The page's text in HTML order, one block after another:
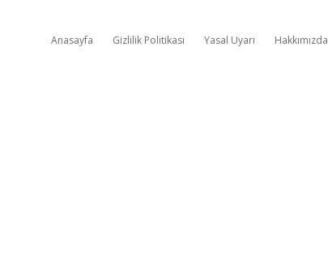
Anasayfa Gizlilik Politikası Yasal Uyarı Hakkımızda